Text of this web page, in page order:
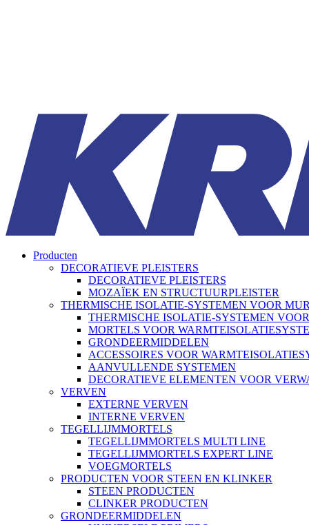
Producten
DECORATIEVE PLEISTERS
DECORATIEVE PLEISTERS
MOZAÏEK EN STRUCTUURPLEISTER
THERMISCHE ISOLATIE-SYSTEMEN VOOR
THERMISCHE ISOLATIE-SYSTEMEN
MORTELS VOOR
GRONDEERMIDDELEN
ACCESSOIRES VOOR
AANVULLENDE SYSTEMEN
DECORATIEVE ELEMENTEN VOOR
VERVEN
EXTERNE VERVEN
INTERNE VERVEN
TEGELLIJMMORTELS
TEGELLIJMMORTELS MULTI LINE
TEGELLIJMMORTELS EXPERT LINE
VOEGMORTELS
PRODUCTEN VOOR STEEN EN KLINKER
STEEN PRODUCTEN
CLINKER PRODUCTEN
GRONDEERMIDDELEN